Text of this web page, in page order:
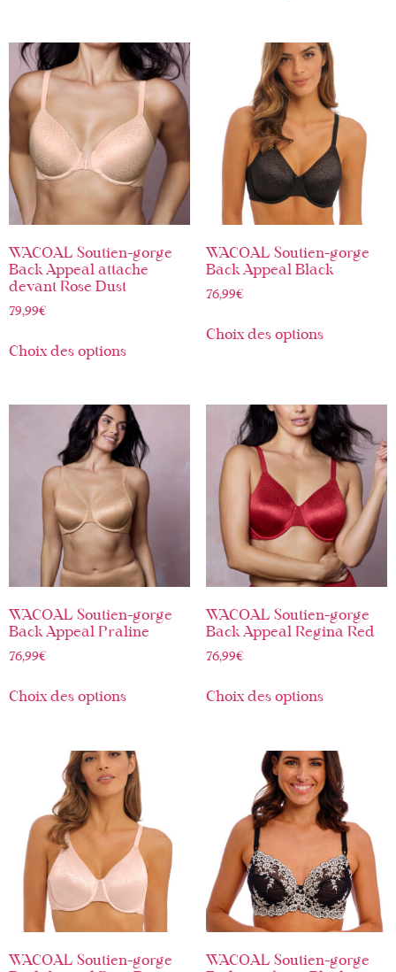
WACOAL Soutien-gorge
Back Appeal attache
devant Rose Dust
79,99€
Choix des options
WACOAL Soutien-gorge
Back Appeal Black
76,99€
Choix des options
WACOAL Soutien-gorge
Back Appeal Praline
76,99€
Choix des options
WACOAL Soutien-gorge
Back Appeal Regina Red
76,99€
Choix des options
WACOAL Soutien-gorge
WACOAL Soutien-gorge